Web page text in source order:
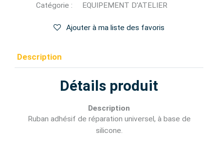
Catégorie :
EQUIPEMENT D'ATELIER
Ajouter à ma liste des favoris
Description
Détails produit
Description
Ruban adhésif de réparation universel, à base de
silicone.